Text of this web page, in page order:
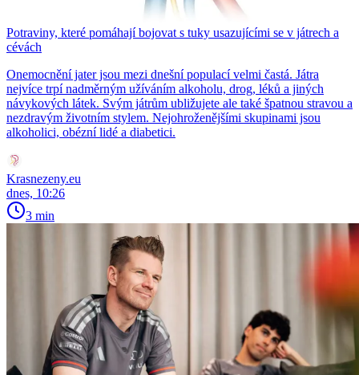
Potraviny, které pomáhají bojovat s tuky usazujícími se v játrech a
cévách
Onemocnění jater jsou mezi dnešní populací velmi častá. Játra
nejvíce trpí nadměrným užíváním alkoholu, drog, léků a jiných
návykových látek. Svým játrům ubližujete ale také špatnou stravou a
nezdravým životním stylem. Nejohroženějšími skupinami jsou
alkoholici, obézní lidé a diabetici.
Krasnezeny.eu
dnes, 10:26
3 min